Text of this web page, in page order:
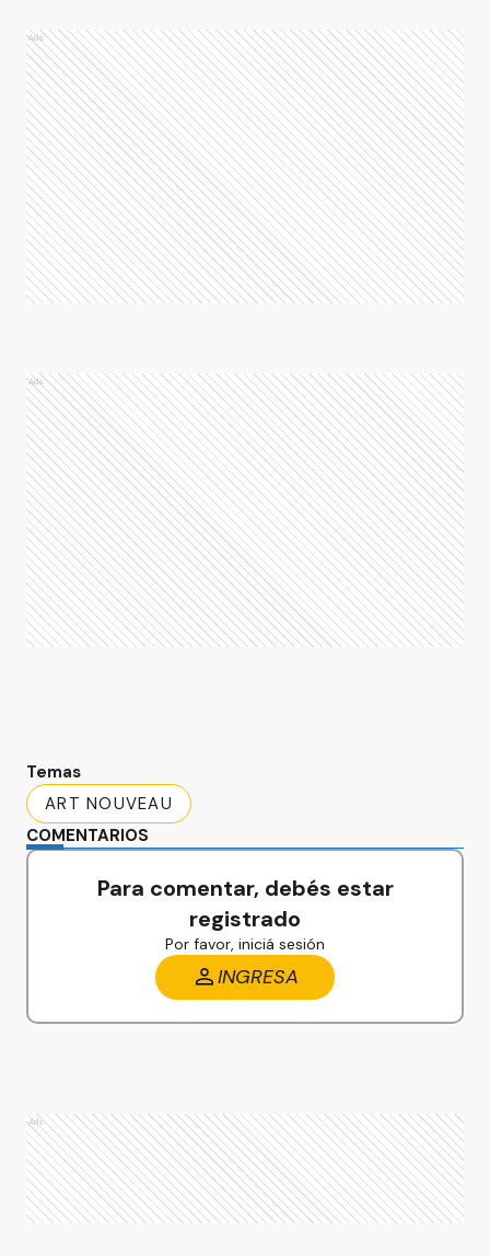
Ads
Ads
Temas
ART NOUVEAU
COMENTARIOS
Para comentar, debés estar
registrado
Por favor, iniciá sesión
INGRESA
Ads